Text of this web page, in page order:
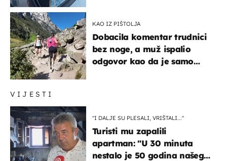
VIJESTI
"I DALJE SU PLESALI, VRIŠTALI..."
Turisti mu zapalili
apartman: "U 30 minuta
nestalo je 50 godina našeg
KAO IZ PIŠTOLJA
Dobacila komentar trudnici
bez noge, a muž ispalio
odgovor kao da je samo